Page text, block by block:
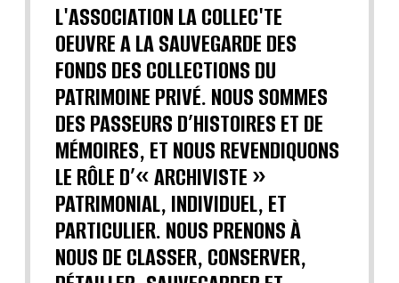
L'ASSOCIATION LA COLLEC'TE
OEUVRE A LA SAUVEGARDE DES
FONDS DES COLLECTIONS DU
PATRIMOINE PRIVÉ. NOUS SOMMES
DES PASSEURS D’HISTOIRES ET DE
MÉMOIRES, ET NOUS REVENDIQUONS
LE RÔLE D’« ARCHIVISTE »
PATRIMONIAL, INDIVIDUEL, ET
PARTICULIER. NOUS PRENONS À
NOUS DE CLASSER, CONSERVER,